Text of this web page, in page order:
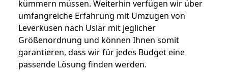
kümmern müssen. Weiterhin verfügen wir über
umfangreiche Erfahrung mit Umzügen von
Leverkusen nach Uslar mit jeglicher
Größenordnung und können Ihnen somit
garantieren, dass wir für jedes Budget eine
passende Lösung finden werden.